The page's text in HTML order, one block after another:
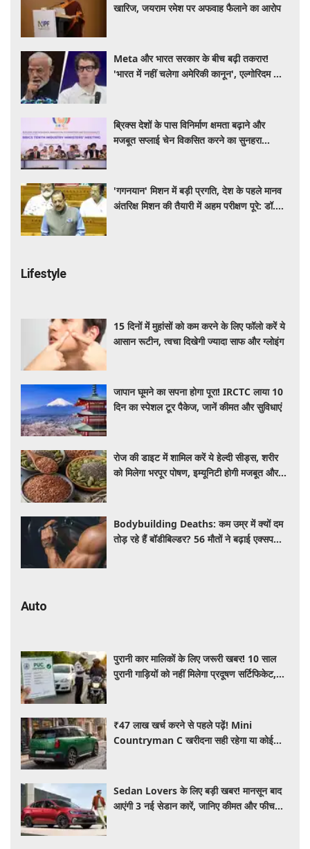
खारिज, जयराम रमेश पर अफवाह फैलाने का आरोप
Meta और भारत सरकार के बीच बढ़ी तकरार!
'भारत में नहीं चलेगा अमेरिकी कानून', एल्गोरिदम को
ब्रिक्स देशों के पास विनिर्माण क्षमता बढ़ाने और
मजबूत सप्लाई चेन विकसित करने का सुनहरा
'गगनयान' मिशन में बड़ी प्रगति, देश के पहले मानव
अंतरिक्ष मिशन की तैयारी में अहम परीक्षण पूरे: डॉ.
Lifestyle
15 दिनों में मुहांसों को कम करने के लिए फॉलो करें ये
आसान रूटीन, त्वचा दिखेगी ज्यादा साफ और ग्लोइंग
जापान घूमने का सपना होगा पूरा! IRCTC लाया 10
दिन का स्पेशल टूर पैकेज, जानें कीमत और सुविधाएं
रोज की डाइट में शामिल करें ये हेल्दी सीड्स, शरीर
को मिलेगा भरपूर पोषण, इम्यूनिटी होगी मजबूत और
Bodybuilding Deaths: कम उम्र में क्यों दम
तोड़ रहे हैं बॉडीबिल्डर? 56 मौतों ने बढ़ाई एक्सपर्ट्स
Auto
पुरानी कार मालिकों के लिए जरूरी खबर! 10 साल
पुरानी गाड़ियों को नहीं मिलेगा प्रदूषण सर्टिफिकेट,
₹47 लाख खर्च करने से पहले पढ़ें! Mini
Countryman C खरीदना सही रहेगा या कोई
Sedan Lovers के लिए बड़ी खबर! मानसून बाद
आएंगी 3 नई सेडान कारें, जानिए कीमत और फीचर्स